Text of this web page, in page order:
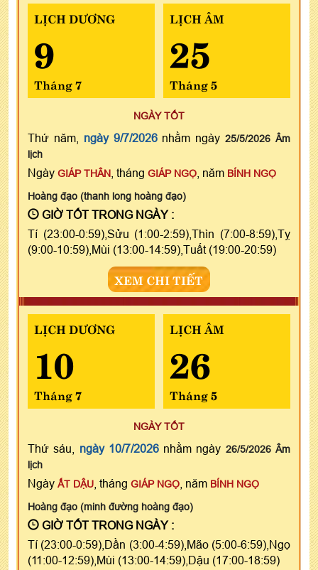
LỊCH DƯƠNG
9
Tháng 7
LỊCH ÂM
25
Tháng 5
NGÀY TỐT
Thứ năm, ngày 9/7/2026nhằm ngày25/5/2026 Âm
lịch
Ngày GIÁP THÂN , tháng GIÁP NGỌ , năm BÍNH NGỌ
Hoàng đạo (thanh long hoàng đạo)
GIỜ TỐT TRONG NGÀY :
Tí (23:00-0:59),Sửu (1:00-2:59),Thìn (7:00-8:59),Tỵ
(9:00-10:59),Mùi (13:00-14:59),Tuất (19:00-20:59)
XEM CHI TIẾT
LỊCH DƯƠNG
10
Tháng 7
LỊCH ÂM
26
Tháng 5
NGÀY TỐT
Thứ sáu, ngày 10/7/2026nhằm ngày 26/5/2026 Âm
lịch
Ngày ẤT DẬU , tháng GIÁP NGỌ , năm BÍNH NGỌ
Hoàng đạo (minh đường hoàng đạo)
GIỜ TỐT TRONG NGÀY :
Tí (23:00-0:59),Dần (3:00-4:59),Mão (5:00-6:59),Ngọ
(11:00-12:59),Mùi (13:00-14:59),Dậu (17:00-18:59)